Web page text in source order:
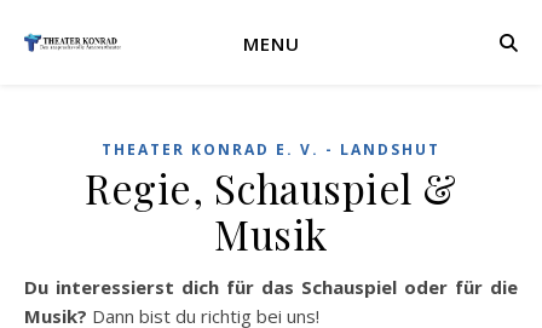
MENU
THEATER KONRAD E. V. - LANDSHUT
Regie, Schauspiel &
Musik
Du interessierst dich für das Schauspiel oder für die
Musik? Dann bist du richtig bei uns!